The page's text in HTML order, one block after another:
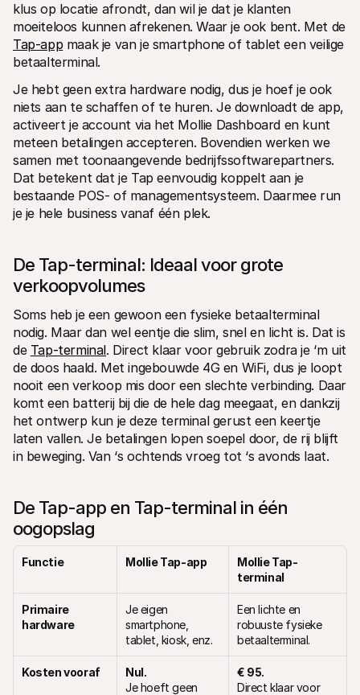
klus op locatie afrondt, dan wil je dat je klanten
moeiteloos kunnen afrekenen. Waar je ook bent. Met de
Tap-app maak je van je smartphone of tablet een veilige
betaalterminal.
Je hebt geen extra hardware nodig, dus je hoef je ook
niets aan te schaffen of te huren. Je downloadt de app,
activeert je account via het Mollie Dashboard en kunt
meteen betalingen accepteren. Bovendien werken we
samen met toonaangevende bedrijfssoftwarepartners.
Dat betekent dat je Tap eenvoudig koppelt aan je
bestaande POS- of managementsysteem. Daarmee run
je je hele business vanaf één plek.
De Tap-terminal: Ideaal voor grote
verkoopvolumes
Soms heb je een gewoon een fysieke betaalterminal
nodig. Maar dan wel eentje die slim, snel en licht is. Dat is
de Tap-terminal. Direct klaar voor gebruik zodra je ‘m uit
de doos haald. Met ingebouwde 4G en WiFi, dus je loopt
nooit een verkoop mis door een slechte verbinding. Daar
komt een batterij bij die de hele dag meegaat, en dankzij
het ontwerp kun je deze terminal gerust een keertje
laten vallen. Je betalingen lopen soepel door, de rij blijft
in beweging. Van ‘s ochtends vroeg tot ‘s avonds laat.
De Tap-app en Tap-terminal in één
oogopslag
Functie Mollie Tap-app
Mollie Tap-
terminal
Primaire
hardware
Je eigen
smartphone,
tablet, kiosk, enz.
Een lichte en
robuuste fysieke
betaalterminal.
Kosten vooraf
Nul.
Je hoeft geen
€ 95.
Direct klaar voor